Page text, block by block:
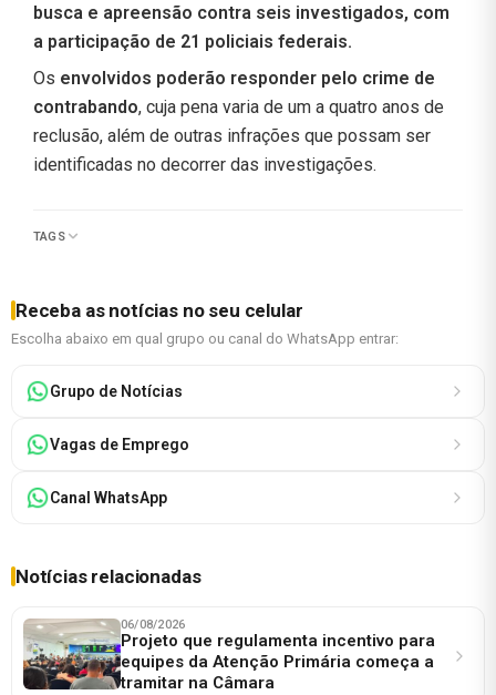
busca e apreensão contra seis investigados, com
a participação de 21 policiais federais.
Os envolvidos poderão responder pelo crime de
contrabando, cuja pena varia de um a quatro anos de
reclusão, além de outras infrações que possam ser
identificadas no decorrer das investigações.
TAGS
Receba as notícias no seu celular
Escolha abaixo em qual grupo ou canal do WhatsApp entrar:
Grupo de Notícias
Vagas de Emprego
Canal WhatsApp
Notícias relacionadas
06/08/2026
Projeto que regulamenta incentivo para
equipes da Atenção Primária começa a
tramitar na Câmara